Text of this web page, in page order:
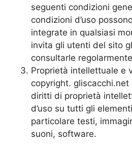
seguenti condizioni
condizioni d’uso
integrate in qualsiasi
invita gli utenti del sito
consultarle
Proprietà intellettuale e
copyright.
diritti di proprietà
d’uso su tutti gli
particolare testi,
suoni, software.